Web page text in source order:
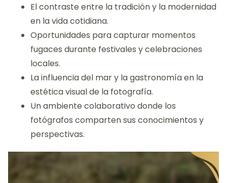
El contraste entre la tradición y la modernidad
en la vida cotidiana.
Oportunidades para capturar momentos
fugaces durante festivales y celebraciones
locales.
La influencia del mar y la gastronomía en la
estética visual de la fotografía.
Un ambiente colaborativo donde los
fotógrafos comparten sus conocimientos y
perspectivas.